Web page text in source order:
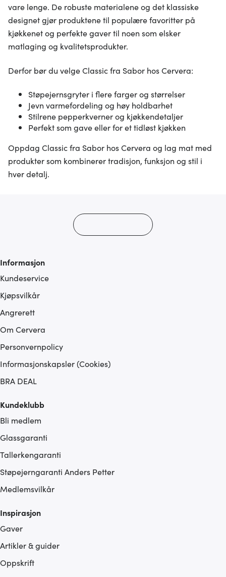
dessuten informasjon om hvordan du bruker nettstedet
vårt, med partnerne våre innen sosiale medier,
annonsering og analysearbeid, som kan kombinere den
med annen informasjon du har gjort tilgjengelig for dem,
eller som de har samlet inn gjennom din bruk av
vare lenge. De robuste materialene og det klassiske
designet gjør produktene til populære favoritter på
kjøkkenet og perfekte gaver til noen som elsker
matlaging og kvalitetsprodukter.
Derfor bør du velge Classic fra Sabor hos Cervera:
Støpejernsgryter i flere farger og størrelser
Jevn varmefordeling og høy holdbarhet
Stilrene pepperkverner og kjøkkendetaljer
Perfekt som gave eller for et tidløst kjøkken
Oppdag Classic fra Sabor hos Cervera og lag mat med
produkter som kombinerer tradisjon, funksjon og stil i
hver detalj.
Informasjon
Kundeservice
Kjøpsvilkår
Angrerett
Om Cervera
Personvernpolicy
Informasjonskapsler (Cookies)
BRA DEAL
Kundeklubb
Bli medlem
Glassgaranti
Tallerkengaranti
Støpejerngaranti Anders Petter
Medlemsvilkår
Inspirasjon
Gaver
Artikler & guider
Oppskrift